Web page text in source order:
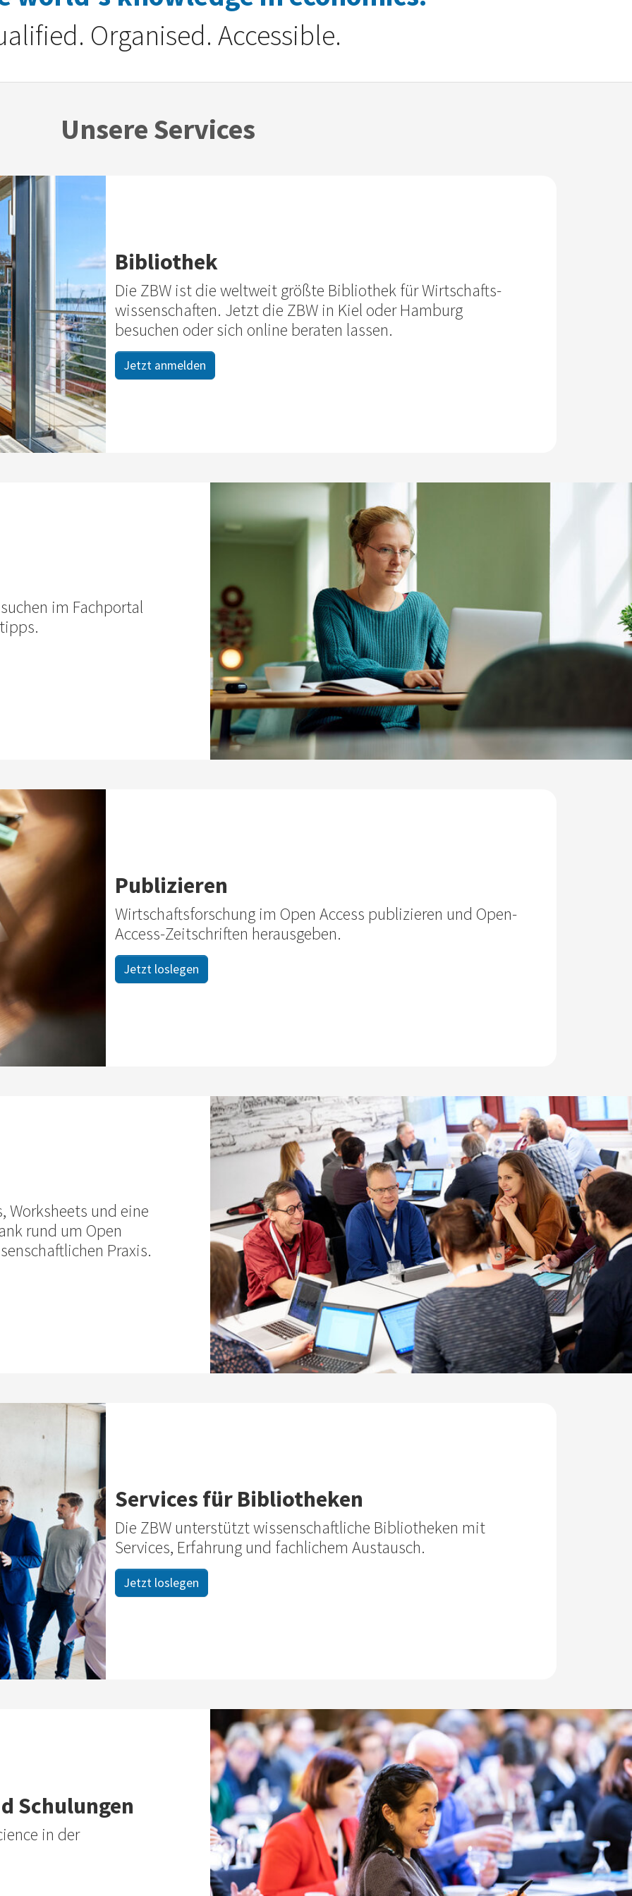
Organised. Accessible.
Unsere Services
Bibliothek
Die ZBW ist die weltweit größte Bibliothek für Wirtschafts­
wissenschaften. Jetzt die ZBW in Kiel oder Hamburg
besuchen oder sich online beraten lassen.
Jetzt anmelden
im Fachportal
Publizieren
Wirtschaftsforschung im Open Access publizieren und Open-
Access-Zeitschriften herausgeben.
Jetzt loslegen
Worksheets und eine
rund um Open
Praxis.
Services für Bibliotheken
Die ZBW unterstützt wissenschaftliche Bibliotheken mit
Services, Erfahrung und fachlichem Austausch.
Jetzt loslegen
Schulungen
in der